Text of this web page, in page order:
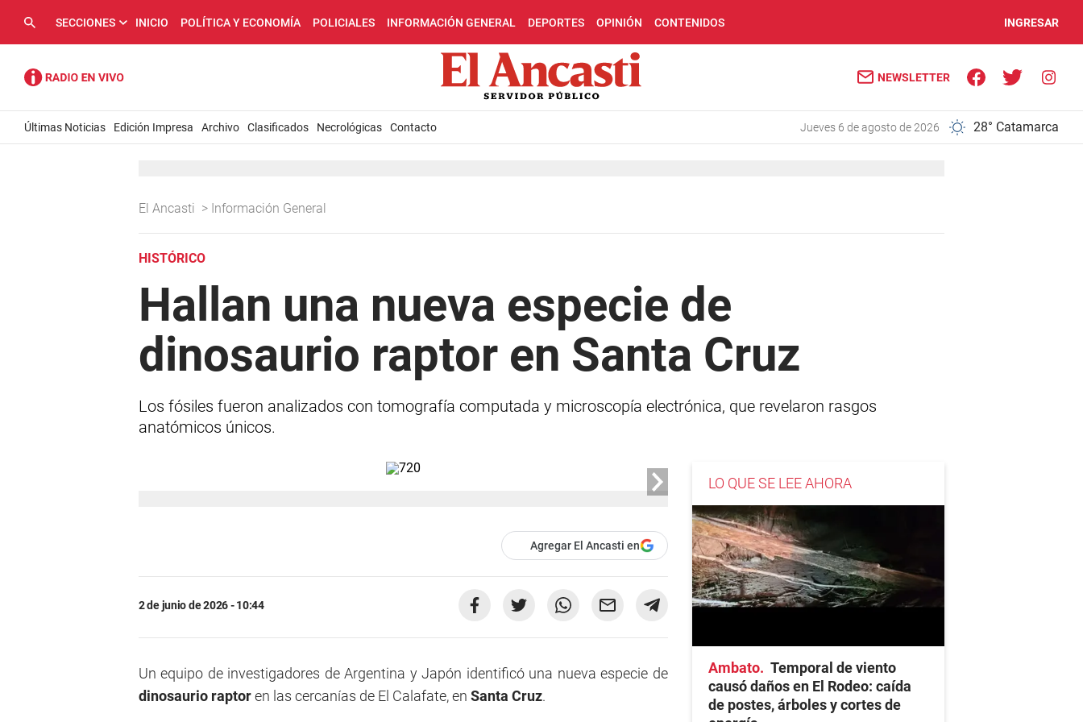
SECCIONES INICIO POLÍTICA Y ECONOMÍA POLICIALES INFORMACIÓN GENERAL DEPORTES OPINIÓN CONTENIDOS INGRESAR
NEWSLETTER
Últimas Noticias Edición Impresa Archivo Clasificados Necrológicas Contacto jueves 6 de agosto de 2026 28° Catamarca
El Ancasti > Información General
HISTÓRICO
Hallan una nueva especie de
dinosaurio raptor en Santa Cruz
Los fósiles fueron analizados con tomografía computada y microscopía electrónica, que revelaron rasgos
anatómicos únicos.
Agregar El Ancasti en
2 de junio de 2026 - 10:44
Un equipo de investigadores de Argentina y Japón identificó una nueva especie de
dinosaurio raptoren las cercanías de El Calafate, en Santa Cruz.
LO QUE SE LEE AHORA
Ambato
Temporal de viento
causó daños en El Rodeo: caída
de postes, árboles y cortes de